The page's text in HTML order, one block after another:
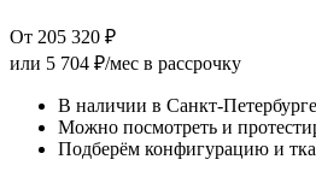
От 205 320 ₽
или 5 704 ₽/мес в рассрочку
В наличии в Санкт-Петербурге
Можно посмотреть и
Подберём конфигурацию и